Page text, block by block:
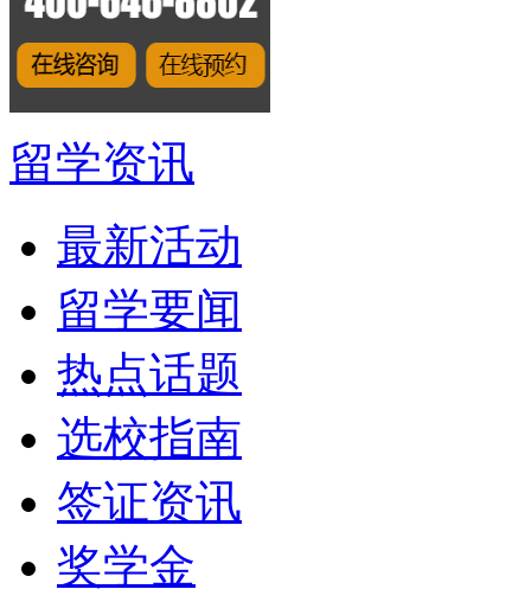
留学资讯
最新活动
留学要闻
热点话题
选校指南
签证资讯
奖学金